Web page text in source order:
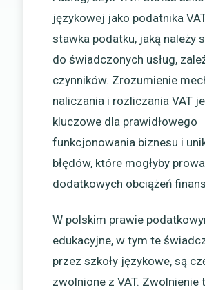
językowej jako podatnika
stawka podatku, jaką należy
do świadczonych usług,
czynników. Zrozumienie
naliczania i rozliczania VAT
kluczowe dla prawidłowego
funkcjonowania biznesu i
błędów, które mogłyby
dodatkowych obciążeń
W polskim prawie
edukacyjne, w tym te
przez szkoły językowe, są
zwolnione z VAT. Zwolnienie